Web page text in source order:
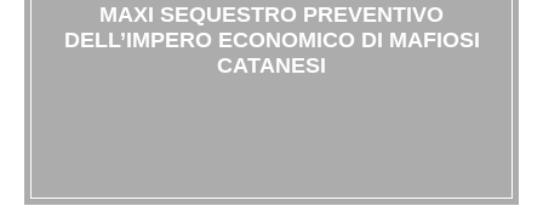
MAXI SEQUESTRO PREVENTIVO
DELL’IMPERO ECONOMICO DI MAFIOSI
CATANESI